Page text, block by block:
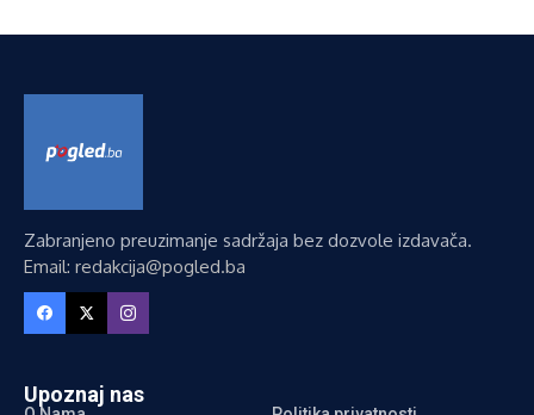
Zabranjeno preuzimanje sadržaja bez dozvole izdavača.
Email: redakcija@pogled.ba
Upoznaj nas